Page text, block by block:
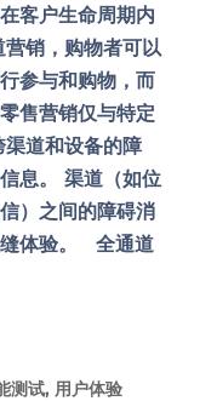
客户生命周期内
销，购物者可以
参与和购物，而
售营销仅与特定
道和设备的障
息。 渠道（如位
）之间的障碍消
缝体验。 全通道
测试, 用户体验